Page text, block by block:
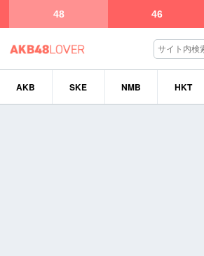
48 46
AKB SKE NMB HKT